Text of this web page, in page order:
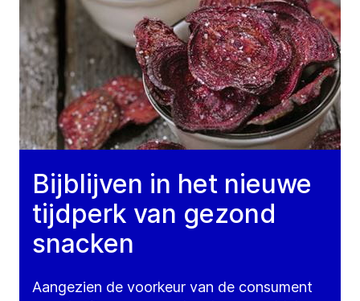
Bijblijven in het nieuwe
tijdperk van gezond
snacken
Aangezien de voorkeur van de consument